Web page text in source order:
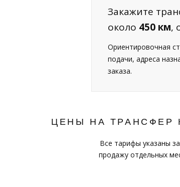
Закажите
около 450 км,
Ориентировочная
подачи, адреса
заказа.
ЦЕНЫ НА ТРАНСФЕР
Все тарифы указаны
продажу отдельных